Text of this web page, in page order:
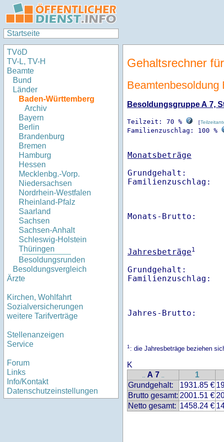
Startseite
TVöD
TV-L, TV-H
Beamte
Bund
Länder
Baden-Württemberg
Archiv
Bayern
Berlin
Brandenburg
Bremen
Hamburg
Hessen
Mecklenbg.-Vorp.
Niedersachsen
Nordrhein-Westfalen
Rheinland-Pfalz
Saarland
Sachsen
Sachsen-Anhalt
Schleswig-Holstein
Thüringen
Besoldungsrunden
Besoldungsvergleich
Ärzte
Kirchen, Wohlfahrt
Sozialversicherungen
weitere Tarifverträge
Stellenanzeigen
Service
Forum
Links
Info/Kontakt
Datenschutzeinstellungen
Gehaltsrechner
Beamtenbesoldung
Besoldungsgruppe A 7,
Teilzeit: 70 % [
Familienzuschlag: 100 %
Monatsbeträge
Grundgehalt:
Monats-
Jahresbeträge1
Grundgehalt:
Jahres-
1: die Jahresbeträge beziehen
K
.. A 7 .. 1
Grundgehalt:
1931.85 €
Brutto gesamt: 2001.51 €
Netto gesamt: 1458.24 €